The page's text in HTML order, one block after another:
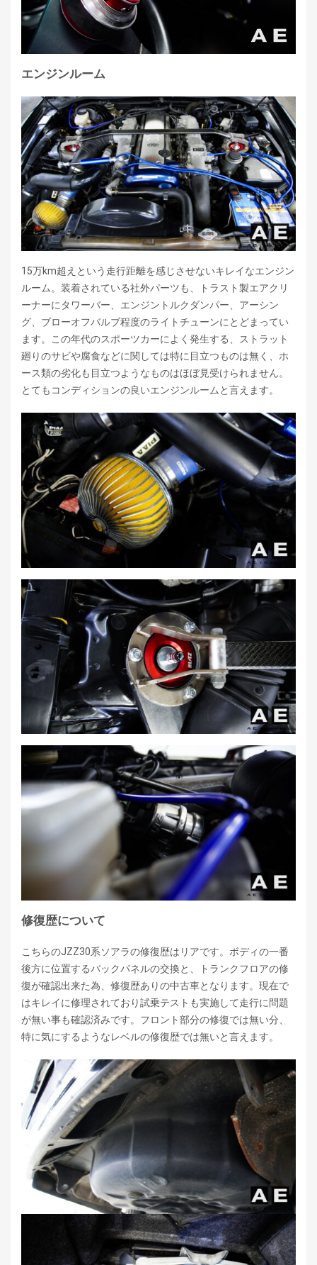
エンジンルーム
15万km超えという走行距離を感じさせないキレイなエンジン
ルーム。装着されている社外パーツも、トラスト製エアクリ
ーナーにタワーバー、エンジントルクダンパー、アーシン
グ、ブローオフバルブ程度のライトチューンにとどまってい
ます。この年代のスポーツカーによく発生する、ストラット
廻りのサビや腐食などに関しては特に目立つものは無く、ホ
ース類の劣化も目立つようなものはほぼ見受けられません。
とてもコンディションの良いエンジンルームと言えます。
修復歴について
こちらのJZZ30系ソアラの修復歴はリアです。ボディの一番
後方に位置するバックパネルの交換と、トランクフロアの修
復が確認出来た為、修復歴ありの中古車となります。現在で
はキレイに修理されており試乗テストも実施して走行に問題
が無い事も確認済みです。フロント部分の修復では無い分、
特に気にするようなレベルの修復歴では無いと言えます。